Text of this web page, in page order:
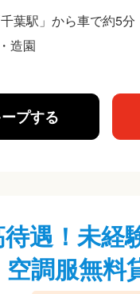
葉駅」から車で約5分
造園
プする
遇！未経
調服無料